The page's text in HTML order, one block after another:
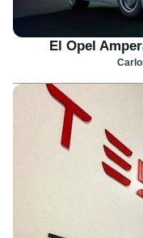
El Opel